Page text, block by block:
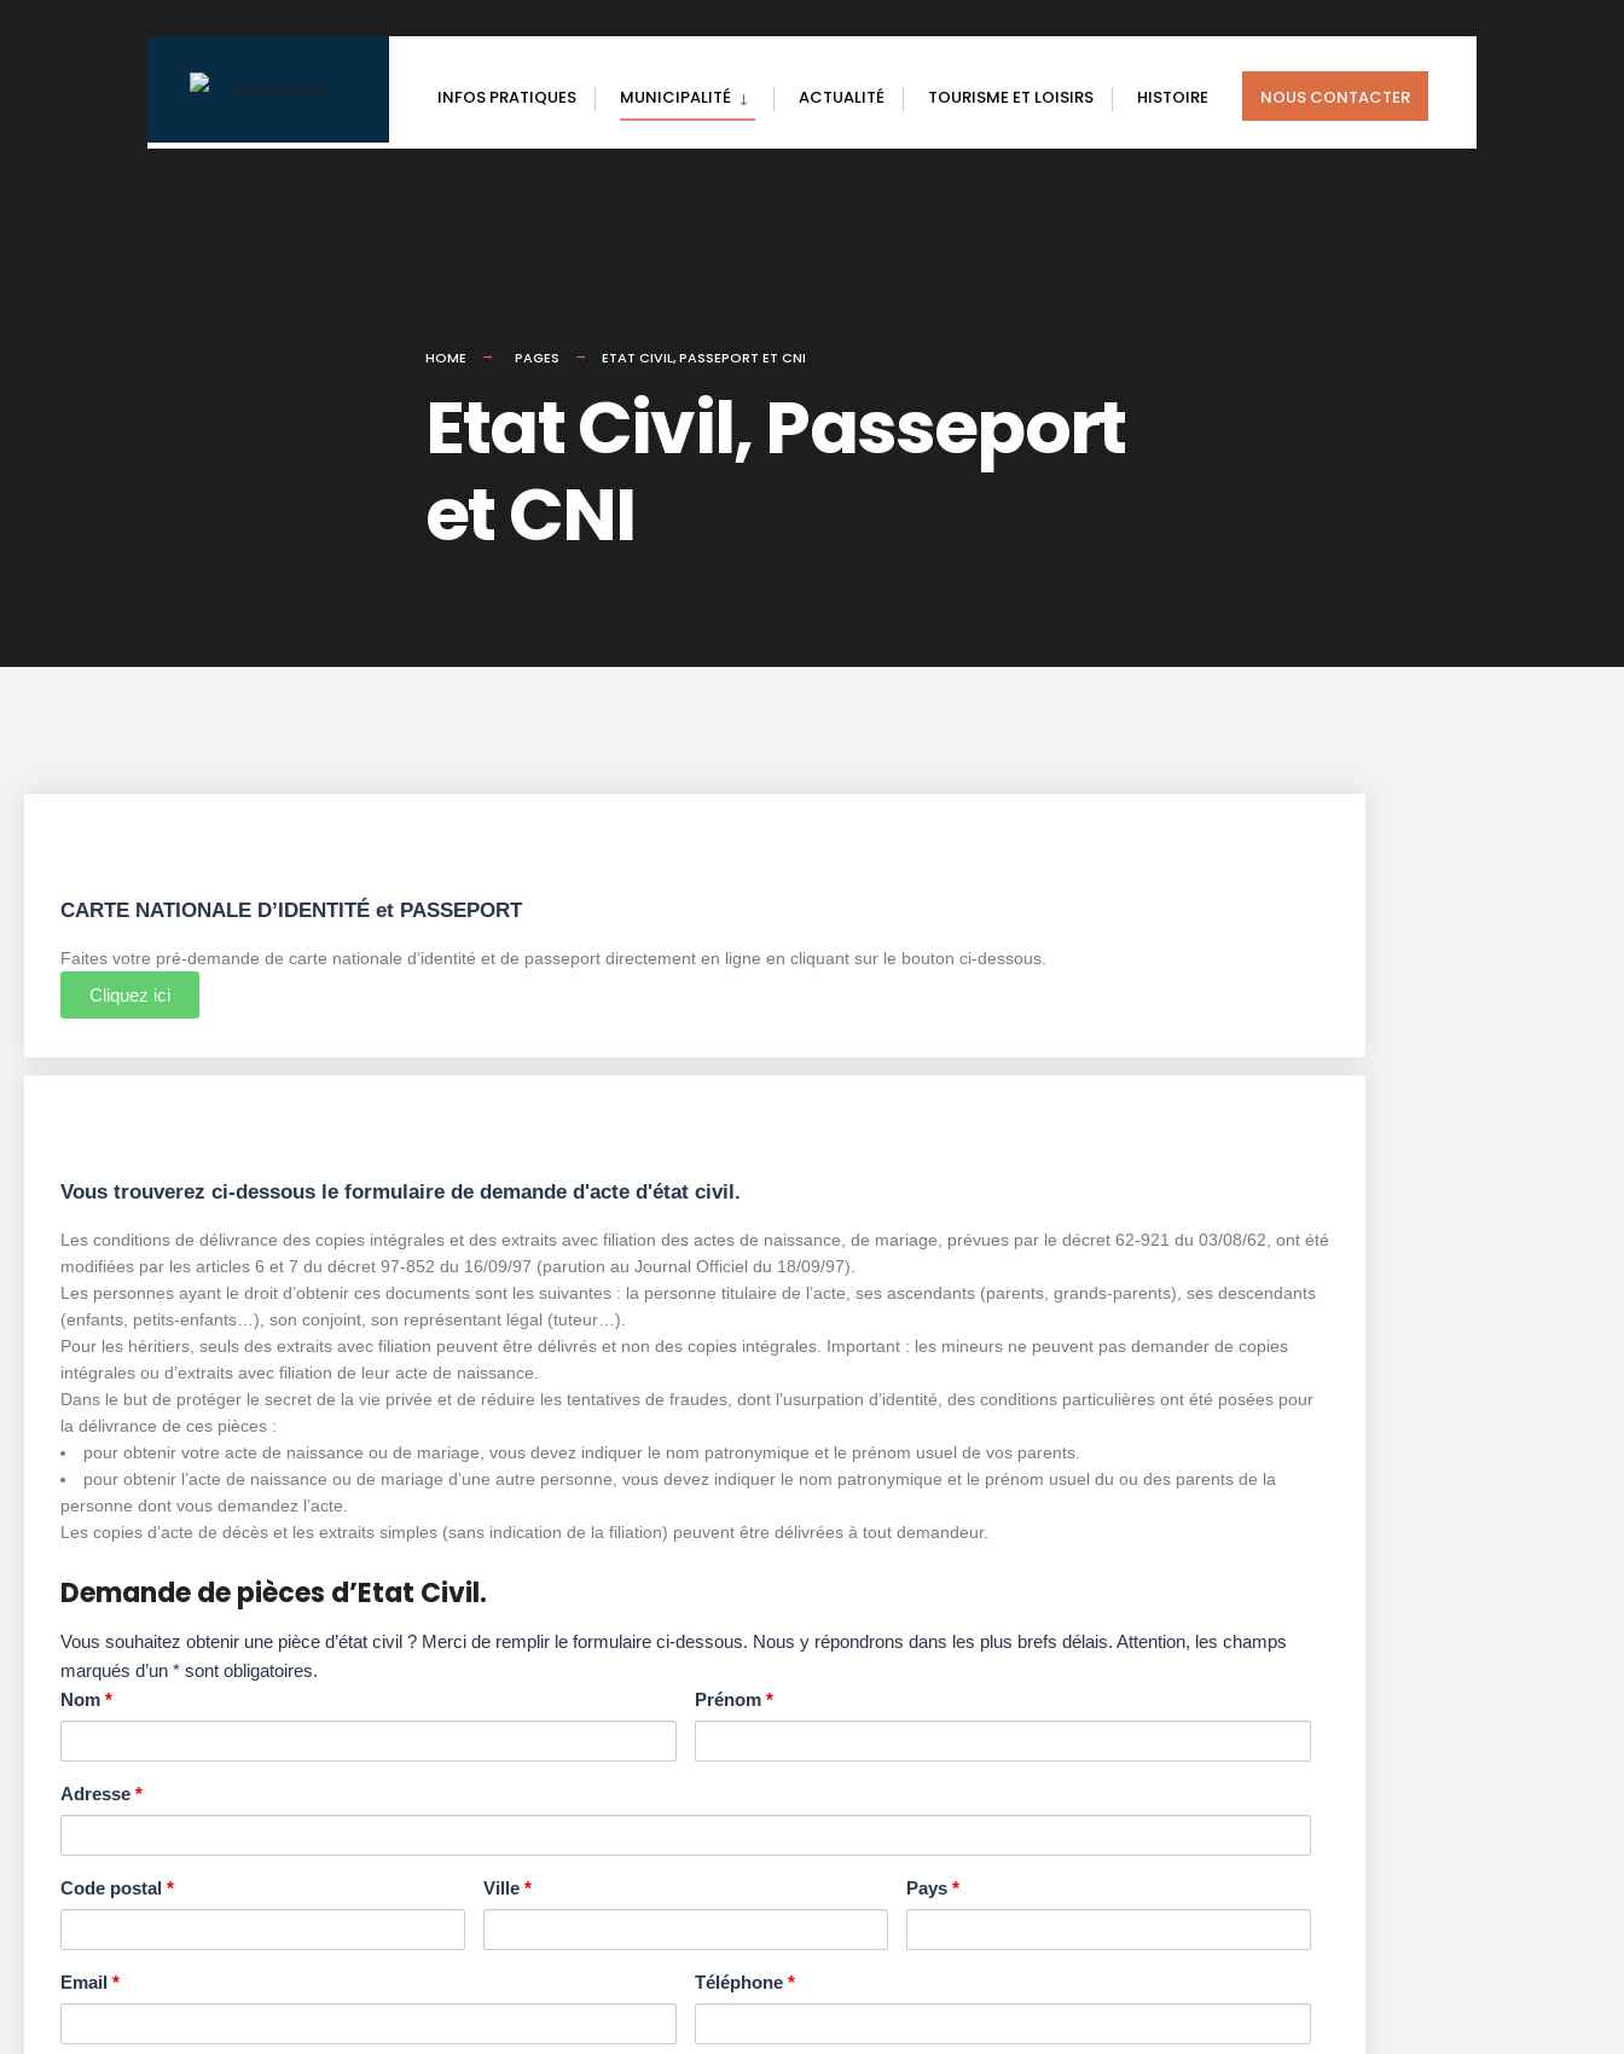
INFOS PRATIQUES MUNICIPALITÉ ACTUALITÉ TOURISME ET LOISIRS HISTOIRE NOUS CONTACTER
HOME PAGES ETAT CIVIL, PASSEPORT ET CNI
Etat Civil, Passeport
et CNI
CARTE NATIONALE D’IDENTITÉ et PASSEPORT
Faites votre pré-demande de carte nationale d’identité et de passeport directement en ligne en cliquant sur le bouton ci-dessous.
Cliquez ici
Vous trouverez ci-dessous le formulaire de demande d'acte d'état civil.
Les conditions de délivrance des copies intégrales et des extraits avec filiation des actes de naissance, de mariage, prévues par le décret 62-921 du 03/08/62, ont été
modifiées par les articles 6 et 7 du décret 97-852 du 16/09/97 (parution au Journal Officiel du 18/09/97).
Les personnes ayant le droit d’obtenir ces documents sont les suivantes : la personne titulaire de l’acte, ses ascendants (parents, grands-parents), ses descendants
(enfants, petits-enfants…), son conjoint, son représentant légal (tuteur…).
Pour les héritiers, seuls des extraits avec filiation peuvent être délivrés et non des copies intégrales. Important : les mineurs ne peuvent pas demander de copies
intégrales ou d’extraits avec filiation de leur acte de naissance.
Dans le but de protéger le secret de la vie privée et de réduire les tentatives de fraudes, dont l’usurpation d’identité, des conditions particulières ont été posées pour
la délivrance de ces pièces :
pour obtenir votre acte de naissance ou de mariage, vous devez indiquer le nom patronymique et le prénom usuel de vos parents.
pour obtenir l’acte de naissance ou de mariage d’une autre personne, vous devez indiquer le nom patronymique et le prénom usuel du ou des parents de la
personne dont vous demandez l’acte.
Les copies d’acte de décès et les extraits simples (sans indication de la filiation) peuvent être délivrées à tout demandeur.
Demande de pièces d’Etat Civil.
Vous souhaitez obtenir une pièce d’état civil ? Merci de remplir le formulaire ci-dessous. Nous y répondrons dans les plus brefs délais. Attention, les champs
marqués d’un * sont obligatoires.
Nom * Prénom *
Adresse *
Code postal * Ville * Pays *
Email * Téléphone *